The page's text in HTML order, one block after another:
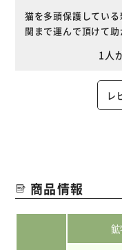
猫を多頭保護してい
関まで運んで頂けて
1人
レ
商品情報